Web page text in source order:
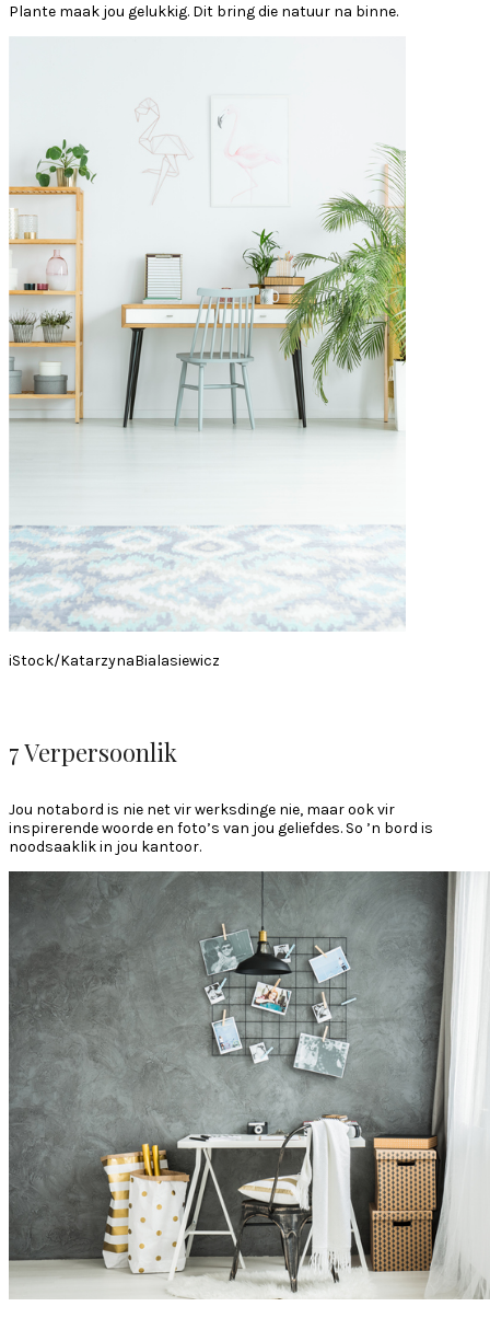
Plante maak jou gelukkig. Dit bring die natuur na binne.
iStock/KatarzynaBialasiewicz
7 Verpersoonlik
Jou notabord is nie net vir werksdinge nie, maar ook vir
inspirerende woorde en foto’s van jou geliefdes. So ’n bord is
noodsaaklik in jou kantoor.